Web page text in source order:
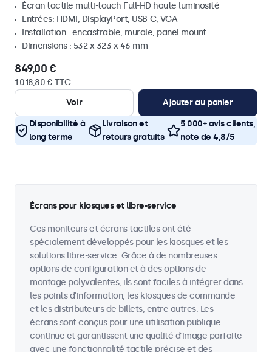
Écran tactile multi-touch Full-HD haute luminosité
Entrées: HDMI, DisplayPort, USB-C, VGA
Installation : encastrable, murale, panel mount
Dimensions : 532 x 323 x 46 mm
849,00 €
1.018,80 € TTC
Voir
Ajouter au panier
Disponibilité à
long terme
Livraison et
retours gratuits
5 000+ avis clients,
note de 4,8/5
Écrans pour kiosques et libre-service
Ces moniteurs et écrans tactiles ont été
spécialement développés pour les kiosques et les
solutions libre-service. Grâce à de nombreuses
options de configuration et à des options de
montage polyvalentes, ils sont faciles à intégrer dans
les points d'information, les kiosques de commande
et les distributeurs de billets, entre autres. Les
écrans sont conçus pour une utilisation publique
continue et garantissent une qualité d’image parfaite
avec une fonctionnalité tactile précise et des